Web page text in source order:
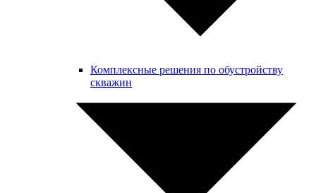
Комплексные решения по обустройству
скважин